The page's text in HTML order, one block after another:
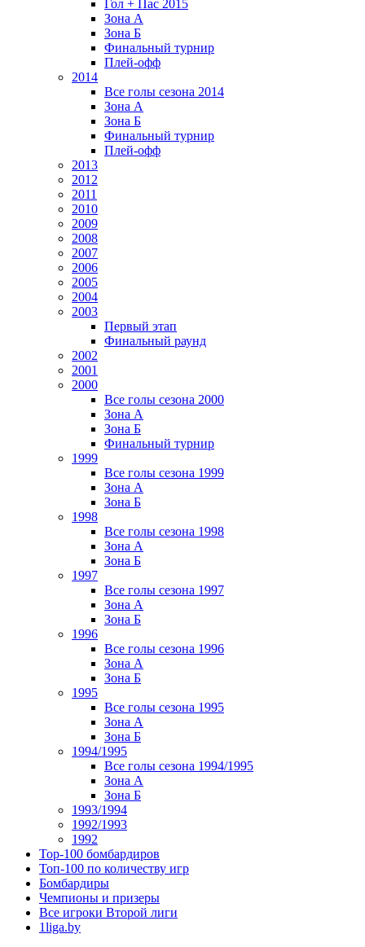
Гол + Пас 2015
Зона А
Зона Б
Финальный турнир
Плей-офф
2014
Все голы сезона 2014
Зона А
Зона Б
Финальный турнир
Плей-офф
2013
2012
2011
2010
2009
2008
2007
2006
2005
2004
2003
Первый этап
Финальный раунд
2002
2001
2000
Все голы сезона 2000
Зона А
Зона Б
Финальный турнир
1999
Все голы сезона 1999
Зона А
Зона Б
1998
Все голы сезона 1998
Зона А
Зона Б
1997
Все голы сезона 1997
Зона А
Зона Б
1996
Все голы сезона 1996
Зона А
Зона Б
1995
Все голы сезона 1995
Зона А
Зона Б
1994/1995
Все голы сезона 1994/1995
Зона А
Зона Б
1993/1994
1992/1993
1992
Top-100 бомбардиров
Топ-100 по количеству игр
Бомбардиры
Чемпионы и призеры
Все игроки Второй лиги
1liga.by